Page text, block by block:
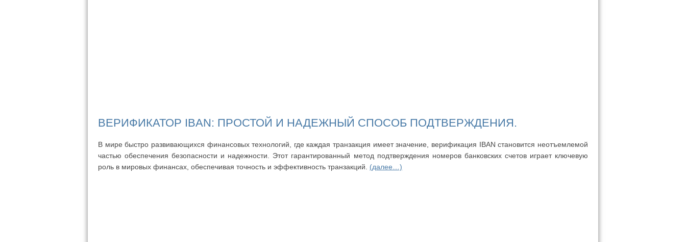
ВЕРИФИКАТОР IBAN: ПРОСТОЙ И НАДЕЖНЫЙ СПОСОБ ПОДТВЕРЖДЕНИЯ.
В мире быстро развивающихся финансовых технологий, где каждая транзакция имеет значение, верификация IBAN становится неотъемлемой
частью обеспечения безопасности и надежности. Этот гарантированный метод подтверждения номеров банковских счетов играет ключевую
роль в мировых финансах, обеспечивая точность и эффективность транзакций. (далее…)